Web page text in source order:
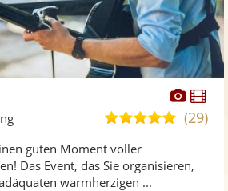
5,0
Sternen
(29)
guten Moment voller
Das Event, das Sie organisieren,
warmherzigen ...